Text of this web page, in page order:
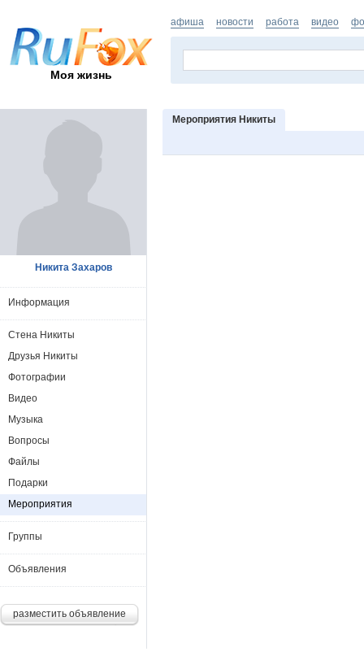
Моя жизнь
афиша новости работа видео
Мероприятия Никиты
Никита Захаров
Информация
Стена Никиты
Друзья Никиты
Фотографии
Видео
Музыка
Вопросы
Файлы
Подарки
Мероприятия
Группы
Объявления
разместить объявление